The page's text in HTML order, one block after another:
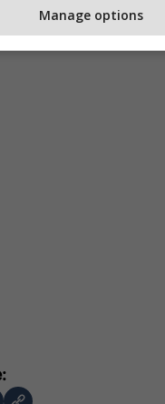
Manage options